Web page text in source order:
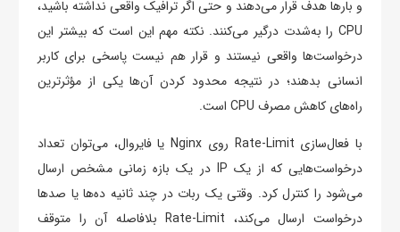
و بارها هدف قرار می‌دهند و حتی اگر ترافیک واقعی نداشته باشید،
CPU را به‌شدت درگیر می‌کنند. نکته مهم این است که بیشتر این
درخواست‌ها واقعی نیستند و قرار هم نیست پاسخی برای کاربر
انسانی بدهند؛ در نتیجه محدود کردن آن‌ها یکی از مؤثرترین
راه‌های کاهش مصرف CPU است.
با فعال‌سازی Rate-Limit روی Nginx یا فایروال، می‌توان تعداد
درخواست‌هایی که از یک IP در یک بازه زمانی مشخص ارسال
می‌شود را کنترل کرد. وقتی یک ربات در چند ثانیه ده‌ها یا صدها
درخواست ارسال می‌کند، Rate-Limit بلافاصله آن را متوقف